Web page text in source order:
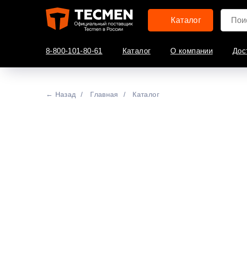
Каталог
8-800-101-80-61 Каталог О компании
← Назад / Главная / Каталог